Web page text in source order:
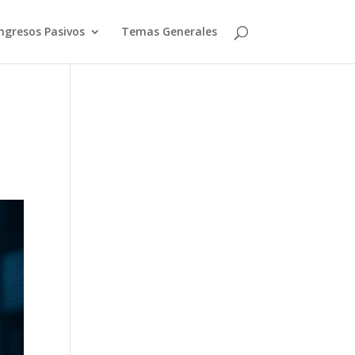
Pasivos Temas Generales